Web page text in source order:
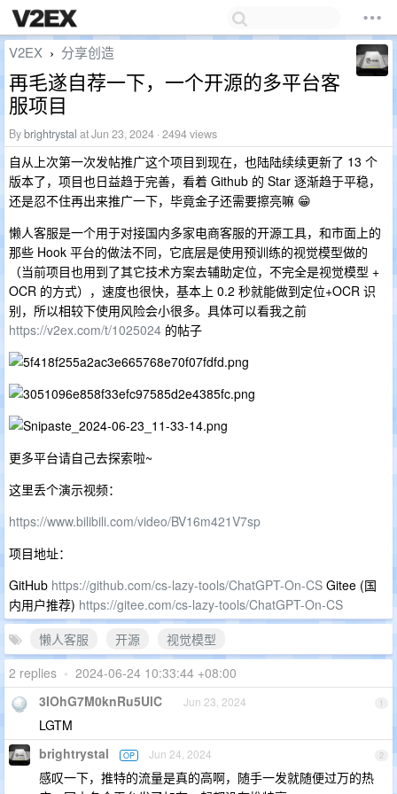
V2EX › 分享创造
再毛遂自荐一下，一个开源的多平台客
服项目
Bybrightrystal at Jun 23, 2024 · 2494 views
自从上次第一次发帖推广这个项目到现在，也陆陆续续更新了 13 个
版本了，项目也日益趋于完善，看着 Github 的 Star 逐渐趋于平稳，
还是忍不住再出来推广一下，毕竟金子还需要擦亮嘛 😁
懒人客服是一个用于对接国内多家电商客服的开源工具，和市面上的
那些 Hook 平台的做法不同，它底层是使用预训练的视觉模型做的
（当前项目也用到了其它技术方案去辅助定位，不完全是视觉模型 +
OCR 的方式），速度也很快，基本上 0.2 秒就能做到定位+OCR 识
别，所以相较下使用风险会小很多。具体可以看我之前
https://v2ex.com/t/1025024 的帖子
更多平台请自己去探索啦~
这里丢个演示视频：
https://www.bilibili.com/video/BV16m421V7sp
项目地址：
GitHub https://github.com/cs-lazy-tools/ChatGPT-On-CS Gitee (国
内用户推荐) https://gitee.com/cs-lazy-tools/ChatGPT-On-CS
懒人客服
开源
视觉模型
2 replies • 2024-06-24 10:33:44 +08:00
1
3IOhG7M0knRu5UlC Jun 23, 2024
LGTM
2
brightrystal OP Jun 24, 2024
感叹一下，推特的流量是真的高啊，随手一发就随便过万的热